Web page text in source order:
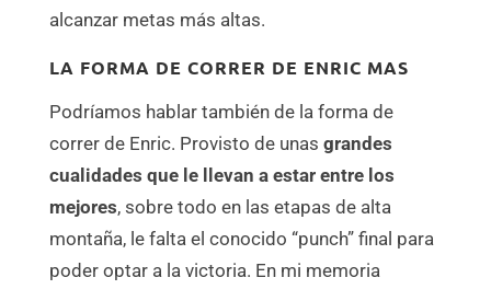
alcanzar metas más altas.
LA FORMA DE CORRER DE ENRIC MAS
Podríamos hablar también de la forma de
correr de Enric. Provisto de unas grandes
cualidades que le llevan a estar entre los
mejores, sobre todo en las etapas de alta
montaña, le falta el conocido “punch” final para
poder optar a la victoria. En mi memoria